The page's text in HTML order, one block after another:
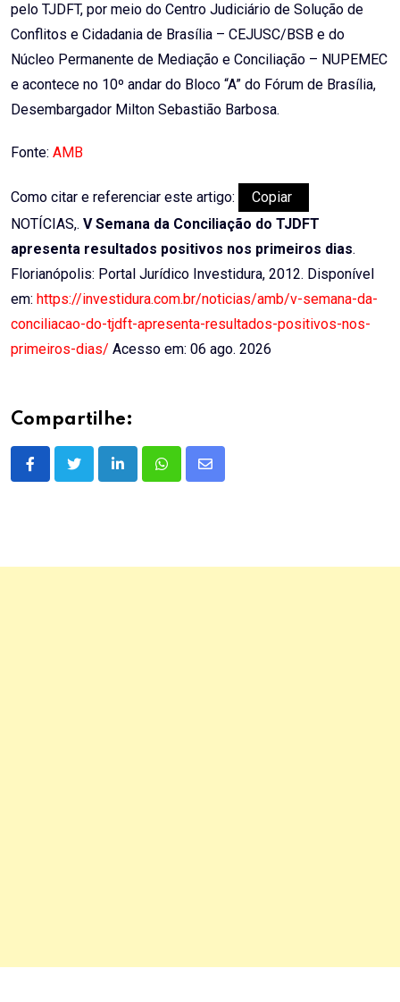
pelo TJDFT, por meio do Centro Judiciário de Solução de
Conflitos e Cidadania de Brasília – CEJUSC/BSB e do
Núcleo Permanente de Mediação e Conciliação – NUPEMEC
e acontece no 10º andar do Bloco “A” do Fórum de Brasília,
Desembargador Milton Sebastião Barbosa.
Fonte: AMB
Como citar e referenciar este artigo:
Copiar
NOTÍCIAS,. V Semana da Conciliação do TJDFT
apresenta resultados positivos nos primeiros dias.
Florianópolis: Portal Jurídico Investidura, 2012. Disponível
em: https://investidura.com.br/noticias/amb/v-semana-da-
conciliacao-do-tjdft-apresenta-resultados-positivos-nos-
primeiros-dias/ Acesso em: 06 ago. 2026
Compartilhe:
LinkedInWhatsappShare